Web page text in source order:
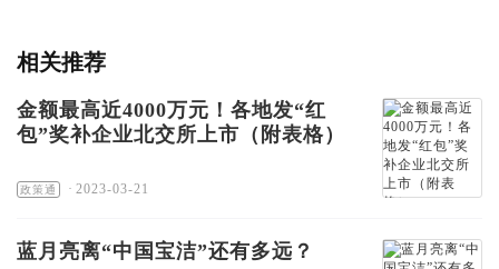
相关推荐
金额最高近4000万元！各地发“红
包”奖补企业北交所上市（附表格）
政策通 · 2023-03-21
蓝月亮离“中国宝洁”还有多远？